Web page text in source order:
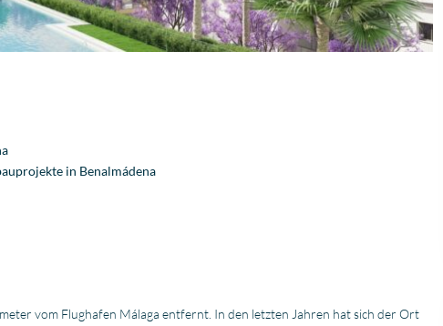
in Benalmádena
vom Flughafen Málaga entfernt. In den letzten Jahren hat sich der Ort
Fantastische service en
perfect, alleen maar lof!